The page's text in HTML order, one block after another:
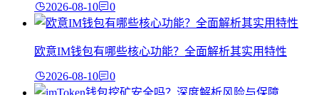
2026-08-10 0
欧意IM钱包有哪些核心功能？全面解析其实用特性
2026-08-10 0